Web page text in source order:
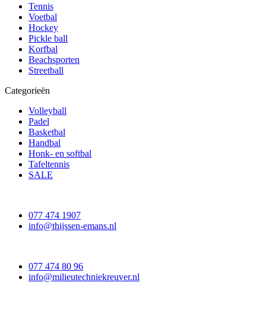
Tennis
Voetbal
Hockey
Pickle ball
Korfbal
Beachsporten
Streetball
Categorieën
Volleyball
Padel
Basketbal
Handbal
Honk- en softbal
Tafeltennis
SALE
077 474 1907
info@thijssen-emans.nl
077 474 80 96
info@milieutechniekreuver.nl